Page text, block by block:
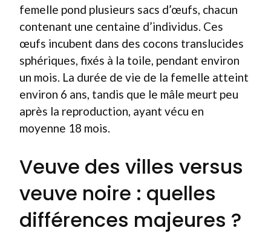
femelle pond plusieurs sacs d’œufs, chacun
contenant une centaine d’individus. Ces
œufs incubent dans des cocons translucides
sphériques, fixés à la toile, pendant environ
un mois. La durée de vie de la femelle atteint
environ 6 ans, tandis que le mâle meurt peu
après la reproduction, ayant vécu en
moyenne 18 mois.
Veuve des villes versus
veuve noire : quelles
différences majeures ?